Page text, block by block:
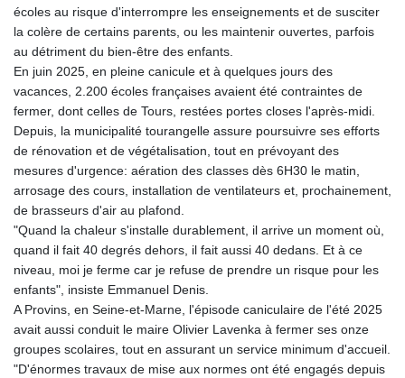
écoles au risque d'interrompre les enseignements et de susciter
la colère de certains parents, ou les maintenir ouvertes, parfois
au détriment du bien-être des enfants.
En juin 2025, en pleine canicule et à quelques jours des
vacances, 2.200 écoles françaises avaient été contraintes de
fermer, dont celles de Tours, restées portes closes l'après-midi.
Depuis, la municipalité tourangelle assure poursuivre ses efforts
de rénovation et de végétalisation, tout en prévoyant des
mesures d'urgence: aération des classes dès 6H30 le matin,
arrosage des cours, installation de ventilateurs et, prochainement,
de brasseurs d'air au plafond.
"Quand la chaleur s'installe durablement, il arrive un moment où,
quand il fait 40 degrés dehors, il fait aussi 40 dedans. Et à ce
niveau, moi je ferme car je refuse de prendre un risque pour les
enfants", insiste Emmanuel Denis.
A Provins, en Seine-et-Marne, l'épisode caniculaire de l'été 2025
avait aussi conduit le maire Olivier Lavenka à fermer ses onze
groupes scolaires, tout en assurant un service minimum d'accueil.
"D'énormes travaux de mise aux normes ont été engagés depuis